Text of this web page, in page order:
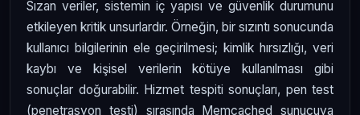
Sızan veriler, sistemin iç yapısı ve güvenlik durumunu
etkileyen kritik unsurlardır. Örneğin, bir sızıntı sonucunda
kullanıcı bilgilerinin ele geçirilmesi; kimlik hırsızlığı, veri
kaybı ve kişisel verilerin kötüye kullanılması gibi
sonuçlar doğurabilir. Hizmet tespiti sonuçları, pen test
(penetrasyon testi) sırasında Memcached sunucuya